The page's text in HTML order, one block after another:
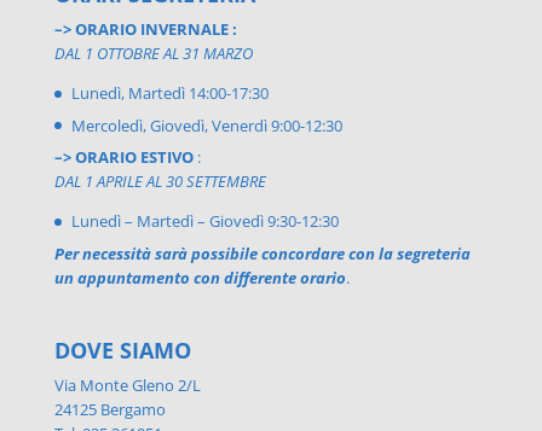
–> ORARIO INVERNALE :
DAL 1 OTTOBRE AL 31 MARZO
Lunedì, Martedì 14:00-17:30
Mercoledì, Giovedì, Venerdì 9:00-12:30
–> ORARIO ESTIVO:
DAL 1 APRILE AL 30 SETTEMBRE
Lunedì – Martedì – Giovedì 9:30-12:30
Per necessità sarà possibile concordare con la segreteria
un appuntamento con differente orario.
DOVE SIAMO
Via Monte Gleno 2/L
24125 Bergamo